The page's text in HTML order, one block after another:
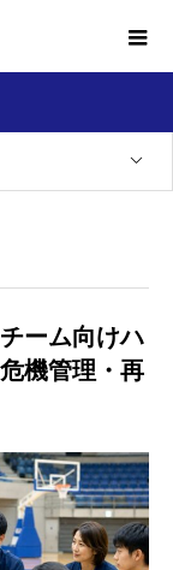
ーム向けハ
機管理・再